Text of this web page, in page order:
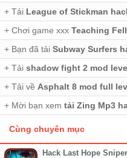
+ Tải League of Stickman
+ Chơi game xxx Teaching
+ Bạn đã tải Subway Surfers
+ Tải shadow fight 2 mod
+ Tải về Asphalt 8 mod full
+ Mời bạn xem tải Zing Mp3
Cùng chuyên mục
Hack Last Hope